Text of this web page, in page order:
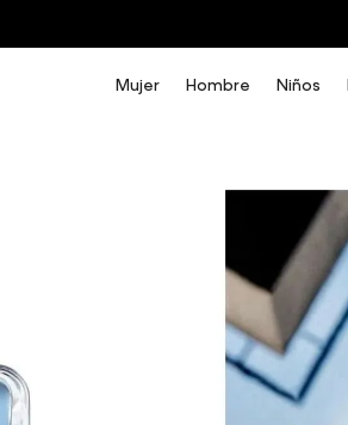
Mujer Hombre Niños